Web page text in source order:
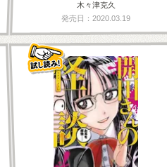
木々津克久
発売日：2020.03.19